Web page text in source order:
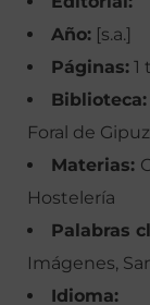
Año: [s.a.]
Páginas: 1
Biblioteca:
Foral de
Materias:
Hostelería
Palabras
Imágenes,
Idioma: